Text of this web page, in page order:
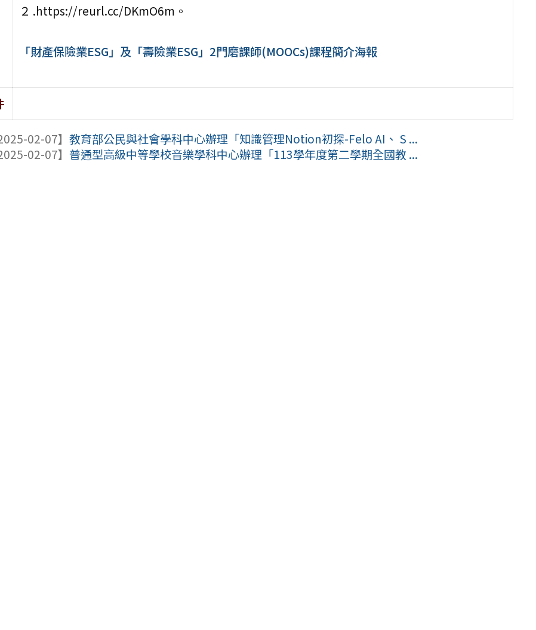
２ .https://reurl.cc/DKmO6m。
「財產保險業ESG」及「壽險業ESG」2門磨課師(MOOCs)課程簡介海報
2025-02-07】教育部公民與社會學科中心辦理「知識管理Notion初探-Felo AI、 S ...
2025-02-07】普通型高級中等學校音樂學科中心辦理「113學年度第二學期全國教 ...